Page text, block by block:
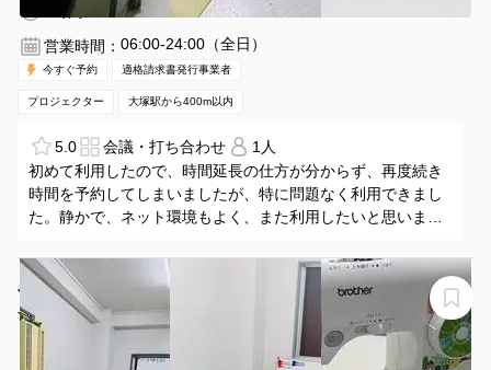
1時間〜
営業時間： 06:00-24:00（全日）
今すぐ予約 適格請求書発行事業者
プロジェクター 大塚駅から400m以内
5.0 会議・打ち合わせ
1人
初めて利用したので、時間延長の仕方が分からず、再度続き
時間を予約してしまいましたが、特に問題なく利用できまし
た。静かで、ネット環境もよく、また利用したいと思いま
JK Room 巣鴨
JK Room 巣鴨